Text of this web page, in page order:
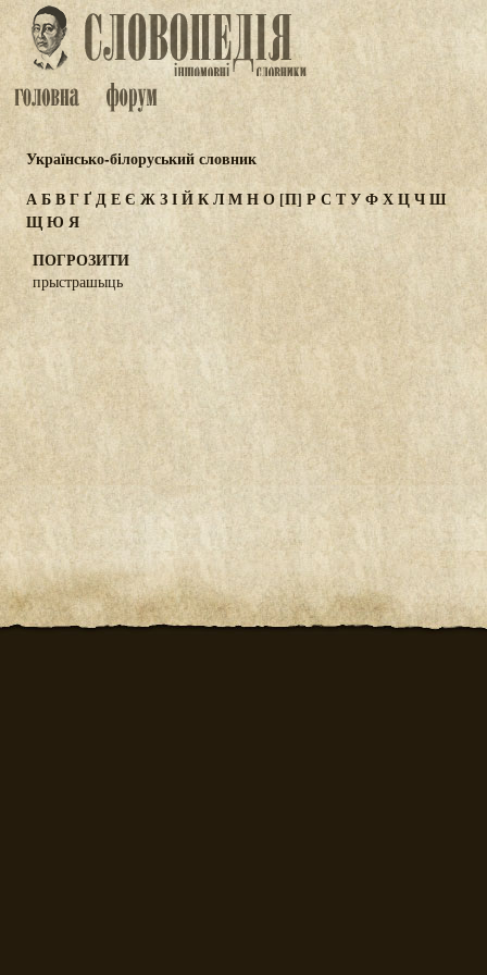
Українсько-білоруський словник
АБВГҐДЕЄ ЖЗІЙКЛМНО[П] Р С ТУФХЦЧШ
ЩЮ Я
ПОГРОЗИТИ
прыстрашыць